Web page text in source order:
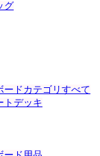
グ
ードカテゴリすべて
トデッキ